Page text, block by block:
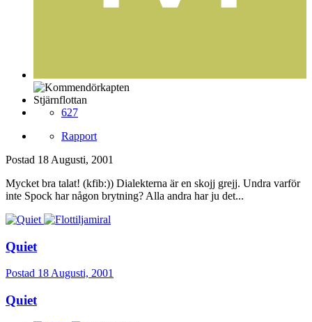
Stjärnflottan
627
Rapport
Postad 18 Augusti, 2001
Mycket bra talat! (kfib:)) Dialekterna är en skojj grejj. Undra varför
inte Spock har någon brytning? Alla andra har ju det...
Quiet
Postad 18 Augusti, 2001
Quiet